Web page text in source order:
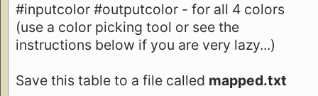
#inputcolor #outputcolor - for all 4 colors
(use a color picking tool or see the
instructions below if you are very lazy...)
Save this table to a file called mapped.txt